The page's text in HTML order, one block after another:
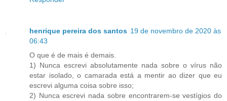
henrique pereira dos santos 19 de novembro de 2020 às
06:43
O que é de mais é demais.
1) Nunca escrevi absolutamente nada sobre o vírus não
estar isolado, o camarada está a mentir ao dizer que eu
escrevi alguma coisa sobre isso;
2) Nunca escrevi nada sobre encontrarem-se vestígios do